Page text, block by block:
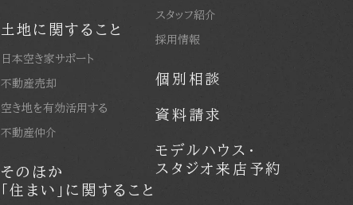
土地に関すること
日本空き家サポート
不動産売却
空き地を有効活用する
不動産仲介
そのほか
「住まい」に関すること
スタッフ紹介
採用情報
個別相談
資料請求
モデルハウス・
スタジオ来店予約